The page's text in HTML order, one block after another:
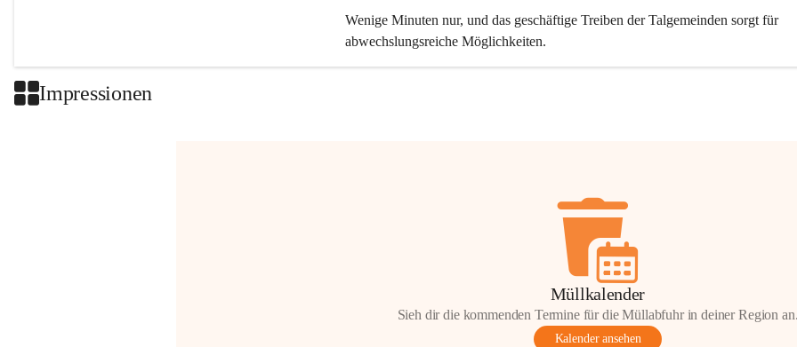
Wenige Minuten nur, und das geschäftige Treiben der Talgemeinden sorgt für
abwechslungsreiche Möglichkeiten.
Impressionen
Müllkalender
Sieh dir die kommenden Termine für die Müllabfuhr in deiner Region
Kalender ansehen